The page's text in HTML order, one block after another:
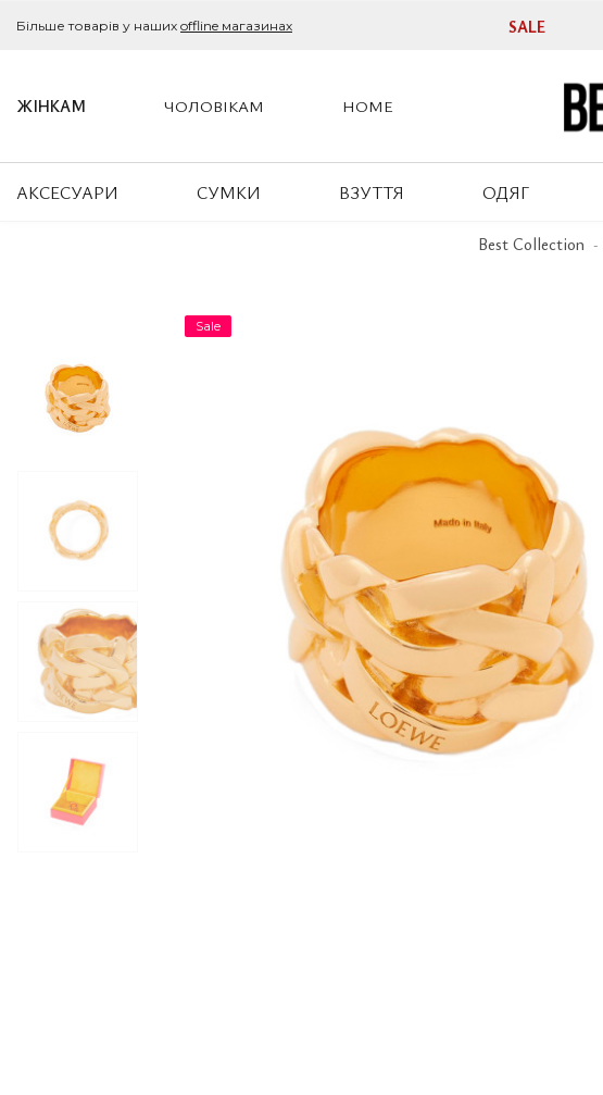
Більше товарів у наших offline магазинах SALE
ЖІНКАМ
АКСЕСУАРИ СУМКИ ВЗУТТЯ ОДЯГ
ЧОЛОВІКАМ HOME
Best Collection
Sale